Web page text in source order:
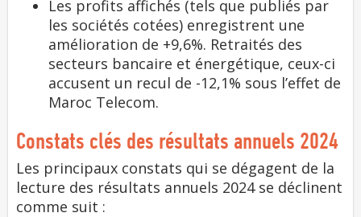
Les profits affichés (tels que publiés par
les sociétés cotées) enregistrent une
amélioration de +9,6%. Retraités des
secteurs bancaire et énergétique, ceux-ci
accusent un recul de -12,1% sous l’effet de
Maroc Telecom.
Constats clés des résultats annuels 2024
Les principaux constats qui se dégagent de la
lecture des résultats annuels 2024 se déclinent
comme suit :